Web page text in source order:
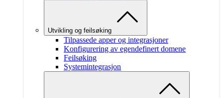
Utvikling og feilsøking
Tilpassede apper og integrasjoner
Konfigurering av egendefinert domene
Feilsøking
Systemintegrasjon